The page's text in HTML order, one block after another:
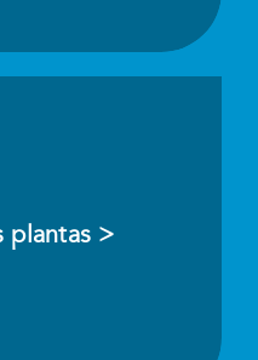
plantas >